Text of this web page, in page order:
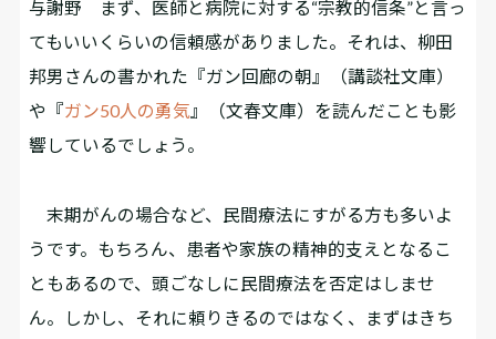
与謝野 まず、医師と病院に対する“宗教的信条”と言っ
てもいいくらいの信頼感がありました。それは、柳田
邦男さんの書かれた『ガン回廊の朝』（講談社文庫）
や『ガン50人の勇気』（文春文庫）を読んだことも影
響しているでしょう。
末期がんの場合など、民間療法にすがる方も多いよ
うです。もちろん、患者や家族の精神的支えとなるこ
ともあるので、頭ごなしに民間療法を否定はしませ
ん。しかし、それに頼りきるのではなく、まずはきち